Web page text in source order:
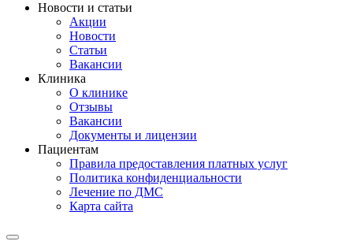
Новости и статьи
Акции
Новости
Статьи
Вакансии
Клиника
О клинике
Отзывы
Вакансии
Документы и лицензии
Пациентам
Правила предоставления платных услуг
Политика конфиденциальности
Лечение по ДМС
Карта сайта